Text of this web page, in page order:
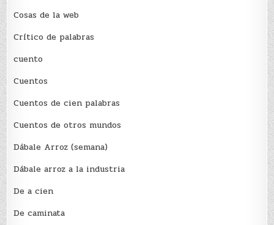
Cosas de la web
Crítico de palabras
cuento
Cuentos
Cuentos de cien palabras
Cuentos de otros mundos
Dábale Arroz (semana)
Dábale arroz a la industria
De a cien
De caminata